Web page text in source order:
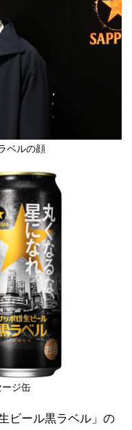
ベルの顔
ージ缶
ビール黒ラベル」の